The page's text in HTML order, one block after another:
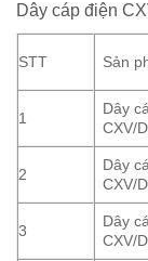
Dây cáp điện
STT Sản
1
Dây
CXV/
2
Dây
CXV/
3
Dây
CXV/